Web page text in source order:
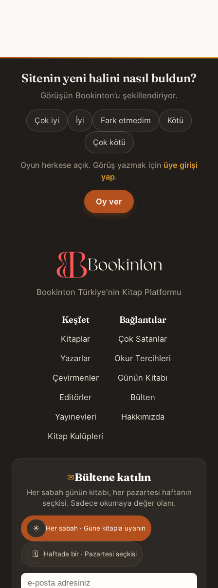
Sitenin yeni halini nasıl buldun?
Görüşün Bookinton’u şekillendiriyor.
Çok iyi İyi Fark etmedim Kötü
Çok kötü
Oyun herkese açık. Görüş yazmak için üye girişi
yap.
Oy ver
Bookinton Türkiye'nin Kitap Platformu
Keşfet
Kitaplar
Yazarlar
Çevirmenler
Editörler
Yayınevleri
Kitap Kulüpleri
Bağlantılar
Çok Satanlar
Okur Tercihleri
Günün Kitabı
Bülten
Hakkımızda
✉Bültene katılın
Her sabah günün kitabı, her pazartesi haftanın
seçkisi. Sadece okumaya değer olanı.
Gönderim
sıklığı
☀ Her sabah · Güne kitapla uyanın
🗓 Haftada bir · Pazartesi seçkisi
E-